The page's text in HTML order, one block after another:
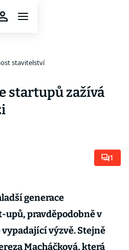
stavitelství
startupů zažívá
1
generace
pravděpodobně v
výzvě. Stejně
Macháčková, která